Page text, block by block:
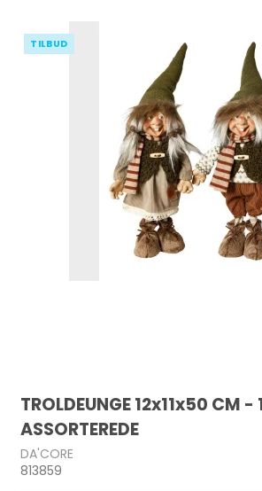
TILBUD
TROLDEUNGE 12x11x50 CM -
ASSORTEREDE
DA'CORE
813859